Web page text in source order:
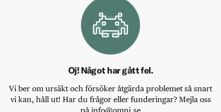
Oj! Något har gått fel.
Vi ber om ursäkt och försöker åtgärda problemet så snart
vi kan, håll ut! Har du frågor eller funderingar? Mejla oss